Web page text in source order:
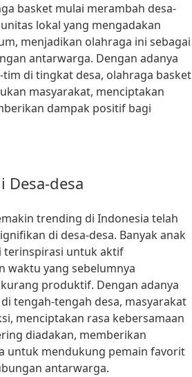
basket mulai merambah desa-
lokal yang mengadakan
menjadikan olahraga ini sebagai
antarwarga. Dengan adanya
di tingkat desa, olahraga basket
masyarakat, menciptakan
dampak positif bagi
Desa-desa
trending di Indonesia telah
di desa-desa. Banyak anak
terinspirasi untuk aktif
waktu yang sebelumnya
produktif. Dengan adanya
tengah-tengah desa, masyarakat
menciptakan rasa kebersamaan
diadakan, memberikan
untuk mendukung pemain favorit
antarwarga.